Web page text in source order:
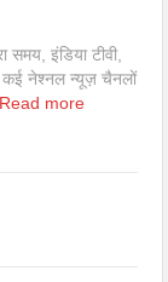
समय, इंडिया टीवी,
कई नेश्नल न्यूज़ चैनलों
Read more